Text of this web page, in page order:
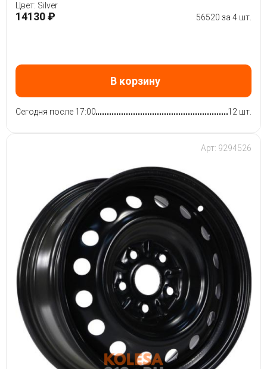
Цвет: Silver
14130 ₽ 56520 за 4 шт.
В корзину
Сегодня после 17:00 12 шт.
Арт: 9294526